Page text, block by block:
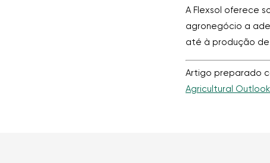
A Flexsol oferece
agronegócio a
até à produção
Artigo preparado
Agricultural